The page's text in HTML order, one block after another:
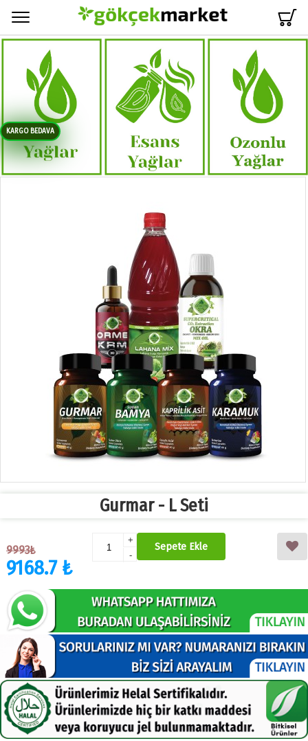
KARGO BEDAVA
Gurmar - L Seti
9993₺
9168.7 ₺
+
-
Sepete Ekle